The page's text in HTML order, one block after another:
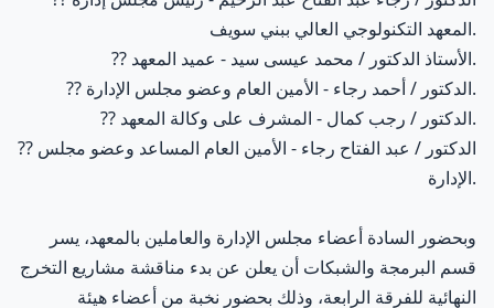
المعهد التكنولوجي العالي ببني سويف.
??
الأستاذ الدكتور / محمد عيسى سيد - عميد المعهد.
??
الدكتور / أحمد رجاء - الأمين العام وعضو مجلس الإدارة.
??
الدكتور / رجب كمال - المشرف على وكالة المعهد.
??
الإدارة.
وبحضور السادة أعضاء مجلس الإدارة والعاملين بالمعهد، يسر
قسم البرمجة والشبكات أن يعلن عن بدء مناقشة مشاريع التخرج
النهائية للفرقة الرابعة، وذلك بحضور نخبة من أعضاء هيئة